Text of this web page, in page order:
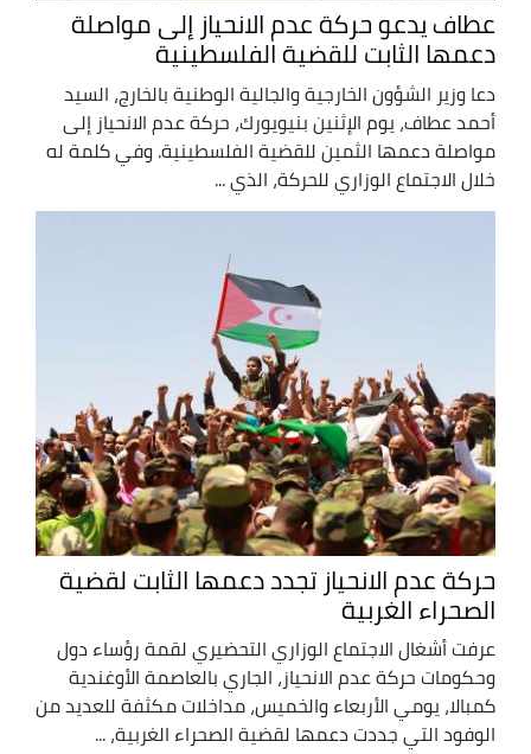
عطاف يدعو حركة عدم الانحياز إلى مواصلة
دعمها الثابت للقضية الفلسطينية
دعا وزير الشؤون الخارجية والجالية الوطنية بالخارج، السيد
أحمد عطاف، يوم الإثنين بنيويورك، حركة عدم الانحياز إلى
مواصلة دعمها الثمين للقضية الفلسطينية. وفي كلمة له
خلال الاجتماع الوزاري للحركة، الذي ...
حركة عدم الانحياز تجدد دعمها الثابت لقضية
الصحراء الغربية
عرفت أشغال الاجتماع الوزاري التحضيري لقمة رؤساء دول
وحكومات حركة عدم الانحياز، الجاري بالعاصمة الأوغندية
كمبالا، يومي الأربعاء والخميس، مداخلات مكثفة للعديد من
الوفود التي جددت دعمها لقضية الصحراء الغربية، ...